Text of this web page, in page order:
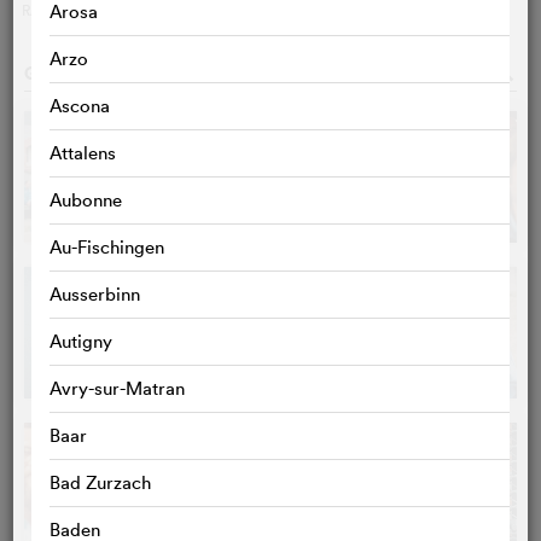
Arosa
Arzo
Ascona
Attalens
Aubonne
Au-Fischingen
Ausserbinn
Autigny
Avry-sur-Matran
Baar
Bad Zurzach
Baden
RAPHAËL JULLIEN
GALERIE